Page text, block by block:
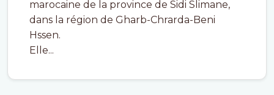
marocaine de la province de Sidi Slimane,
dans la région de Gharb-Chrarda-Beni
Hssen.
Elle...